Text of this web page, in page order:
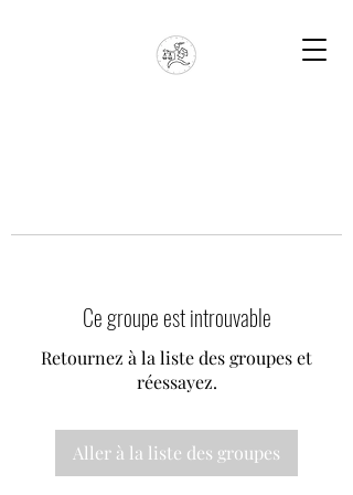
Ce groupe est introuvable
Retournez à la liste des groupes et
réessayez.
Aller à la liste des groupes